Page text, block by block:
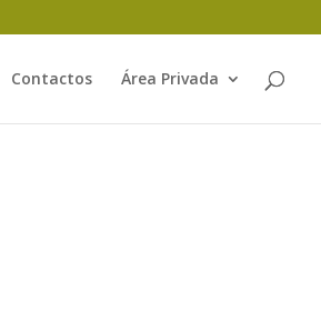
Contactos Área Privada